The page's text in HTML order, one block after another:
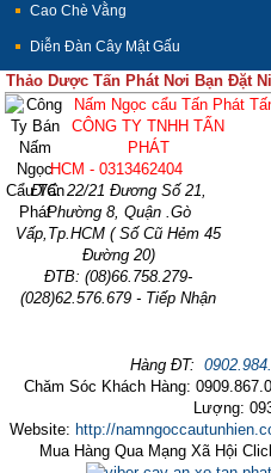
Cao Chè Vằng
Diễn Đàn Cây Mật Gấu
Thảo Dược Tấn Phát Nơi Bạn Đặt
Nấm Ngọc cẩu Tấn Phát
CÔNG TY TNHH TẤN
PHÁT
HCM - 0313462404
Đ/C: 22/21 Đương Số 21,
Phường 8, Quận .Gò
Vấp,Tp.HCM ( Số Cũ Hẻm 45
Đường 20)
ĐTB: (08)66.758.279-
(028)62.576.679 - Tiếp Nhận
Hàng ĐT:
Chăm Sóc Khách Hàng:
Lượng:
Website: http://
Mua Hàng Qua Mạng Xã Hội